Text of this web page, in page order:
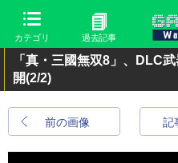
カテゴリ 過去記事
「真・三國無双8」、DLC
開(2/2)
前の画像 記